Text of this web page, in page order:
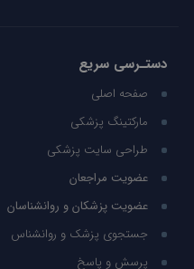
دستـرسی سریع
صفحه اصلی
مارکتینگ پزشکی
طراحی سایت پزشکی
عضویت مراجعان
عضویت پزشکان و روانشناسان
جستجوی پزشک و روانشناس
پرسش و پاسخ